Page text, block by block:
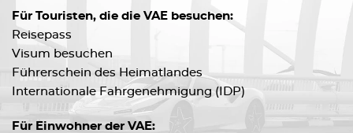
Für Touristen, die die VAE besuchen:
Reisepass
Visum besuchen
Führerschein des Heimatlandes
Internationale Fahrgenehmigung (IDP)
Für Einwohner der VAE: